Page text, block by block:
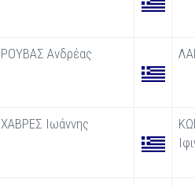
ΡΟYΒΑΣ Ανδρέας
ΧΑΒΡΕΣ Ιωάννης